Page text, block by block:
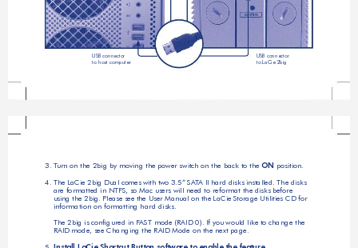
USB connector USB connector
to host computer to LaCie 2big
3. Turn on the 2big by moving the power switch on the back to the ON position.
4. The LaCie 2big Dual comes with two 3 .5” SATA II hard disks installed . The disks
are formatted in NTFS, so Mac users will need to reformat the disks before
using the 2big . Please see the User Manual on the LaCie Storage Utilities CD for
information on formatting hard disks.
The 2big is conﬁgured in FAST mode (RAID 0). If you would like to change the
RAID mode, see Changing the RAID Mode on the next page.